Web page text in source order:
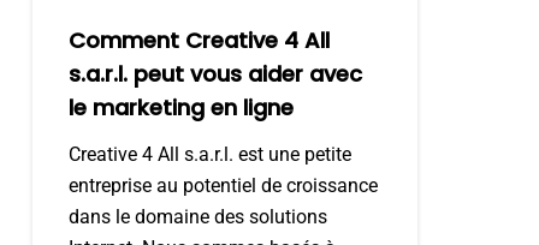
Comment Creative 4 All
s.a.r.l. peut vous aider avec
le marketing en ligne
Creative 4 All s.a.r.l. est une petite
entreprise au potentiel de croissance
dans le domaine des solutions